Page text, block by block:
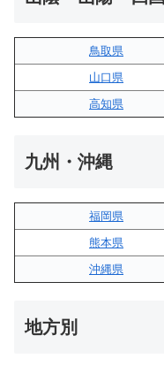
鳥取県
山口県
高知県
九州・沖縄
福岡県
熊本県
沖縄県
地方別